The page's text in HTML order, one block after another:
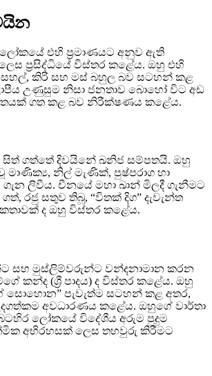
එහි ප්‍රමාණයට අනුව ඇති
ප්‍රසිද්ධියේ විස්තර කළේය. ඔහු එහි
සහල්, කිරි සහ මස් බහුල බව සටහන් කළ
උණුසුම නිසා ජනතාව බොහෝ විට අඩ
ගත කළ බව නිරීක්ෂණය කළේය.
ගත්තේ දිවයිනේ ඛනිජ සම්පතයි. ඔහු
මාණික්‍ය, නිල් මැණික්, පුෂ්පරාග හා
ලිවීය. චීනයේ මහා ඛාන් මිලදී ගැනීමට
රජු සතුව තිබූ, “විතක් දිග” දැවැන්ත
ද ඔහු විස්තර කළේය.
සහ මුස්ලිම්වරුන්ට වන්දනාමාන කරන
කන්ද (ශ්‍රී පාදය) ද විස්තර කළේය. ඔහු
සොහොන” පැවැත්ම සටහන් කළ අතර,
අවධාරණය කළේය. ඔහුගේ වාර්තා
බටහිර ලෝකයේ විදේශීය අරුම පුදුම
අභිරහසක් ලෙස තහවුරු කිරීමට